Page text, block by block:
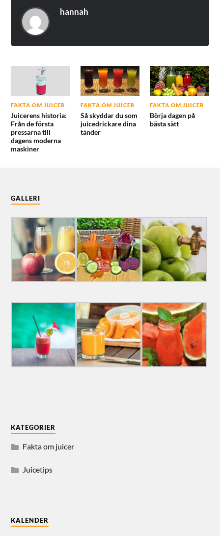
hannah
FAKTA OM JUICER
Juicerens historia:
Från de första
pressarna till
dagens moderna
maskiner
FAKTA OM JUICER
Så skyddar du som
juicedrickare dina
tänder
FAKTA OM JUICER
Börja dagen på
bästa sätt
GALLERI
KATEGORIER
Fakta om juicer
Juicetips
KALENDER